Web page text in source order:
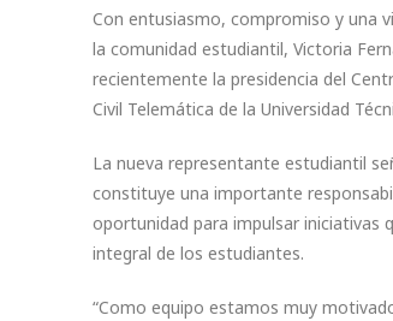
Con entusiasmo, compromiso y una
la comunidad estudiantil, Victoria
recientemente la presidencia del
Civil Telemática de la Universidad
La nueva representante estudiantil
constituye una importante
oportunidad para impulsar iniciativas
integral de los estudiantes.
“Como equipo estamos muy